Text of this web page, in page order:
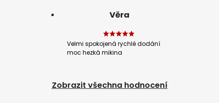
Věra
Velmi spokojená rychlé dodání
moc hezká mikina
Zobrazit všechna hodnocení